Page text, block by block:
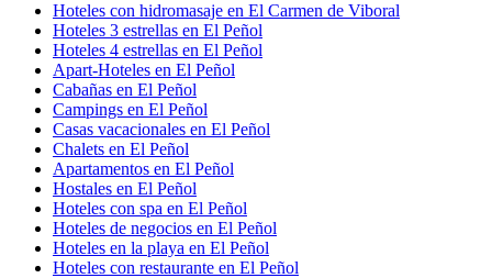
Hoteles con hidromasaje en El Carmen de Viboral
Hoteles 3 estrellas en El Peñol
Hoteles 4 estrellas en El Peñol
Apart-Hoteles en El Peñol
Cabañas en El Peñol
Campings en El Peñol
Casas vacacionales en El Peñol
Chalets en El Peñol
Apartamentos en El Peñol
Hostales en El Peñol
Hoteles con spa en El Peñol
Hoteles de negocios en El Peñol
Hoteles en la playa en El Peñol
Hoteles con restaurante en El Peñol